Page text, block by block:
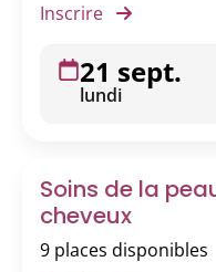
Inscrire
21 sept.
lundi
Soins de la
cheveux
9 places disponibles